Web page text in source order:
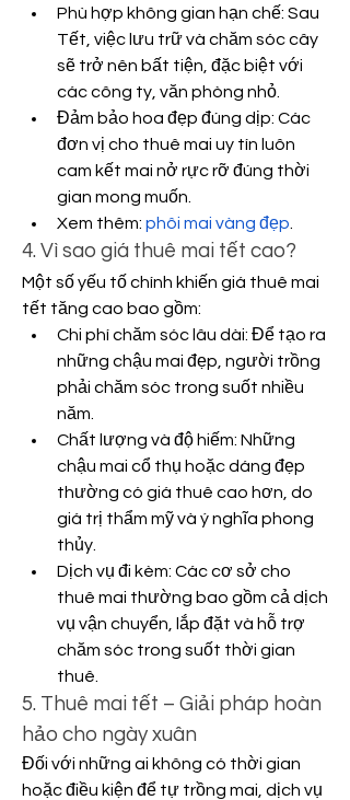
Phù hợp không gian hạn chế: Sau
Tết, việc lưu trữ và chăm sóc cây
sẽ trở nên bất tiện, đặc biệt với
các công ty, văn phòng nhỏ.
Đảm bảo hoa đẹp đúng dịp: Các
đơn vị cho thuê mai uy tín luôn
cam kết mai nở rực rỡ đúng thời
gian mong muốn.
Xem thêm: phôi mai vàng đẹp
4. Vì sao giá thuê mai tết cao?
Một số yếu tố chính khiến giá thuê mai
tết tăng cao bao gồm:
Chi phí chăm sóc lâu dài: Để tạo ra
những chậu mai đẹp, người trồng
phải chăm sóc trong suốt nhiều
năm.
Chất lượng và độ hiếm: Những
chậu mai cổ thụ hoặc dáng đẹp
thường có giá thuê cao hơn, do
giá trị thẩm mỹ và ý nghĩa phong
thủy.
Dịch vụ đi kèm: Các cơ sở cho
thuê mai thường bao gồm cả dịch
vụ vận chuyển, lắp đặt và hỗ trợ
chăm sóc trong suốt thời gian
thuê.
5. Thuê mai tết – Giải pháp hoàn
hảo cho ngày xuân
Đối với những ai không có thời gian
hoặc điều kiện để tự trồng mai, dịch vụ